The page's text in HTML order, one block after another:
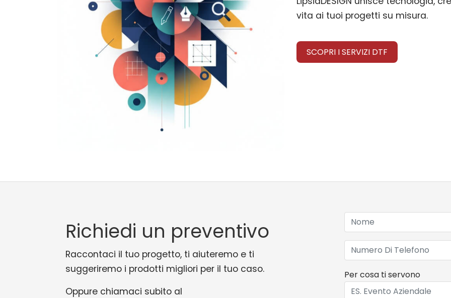
vita ai tuoi progetti su misura.
SCOPRI I SERVIZI DTF
Richiedi un preventivo
Raccontaci il tuo progetto, ti aiuteremo e ti
suggeriremo i prodotti migliori per il tuo caso.
Oppure chiamaci subito al
Per cosa ti servono